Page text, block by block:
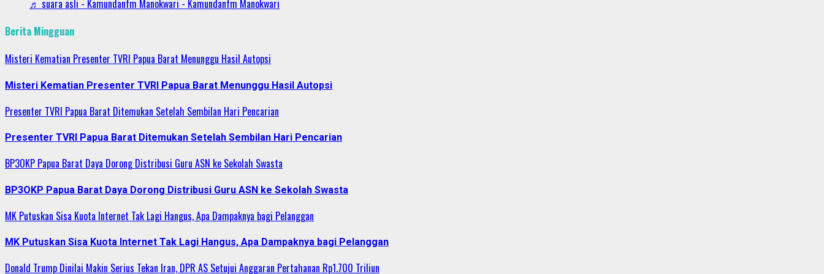
♬ suara asli - Kamundanfm Manokwari - Kamundanfm Manokwari
Berita Mingguan
Misteri Kematian Presenter TVRI Papua Barat Menunggu Hasil Autopsi
Misteri Kematian Presenter TVRI Papua Barat Menunggu Hasil Autopsi
Presenter TVRI Papua Barat Ditemukan Setelah Sembilan Hari Pencarian
Presenter TVRI Papua Barat Ditemukan Setelah Sembilan Hari Pencarian
BP3OKP Papua Barat Daya Dorong Distribusi Guru ASN ke Sekolah Swasta
BP3OKP Papua Barat Daya Dorong Distribusi Guru ASN ke Sekolah Swasta
MK Putuskan Sisa Kuota Internet Tak Lagi Hangus, Apa Dampaknya bagi Pelanggan
MK Putuskan Sisa Kuota Internet Tak Lagi Hangus, Apa Dampaknya bagi Pelanggan
Donald Trump Dinilai Makin Serius Tekan Iran, DPR AS Setujui Anggaran Pertahanan Rp1.700 Triliun